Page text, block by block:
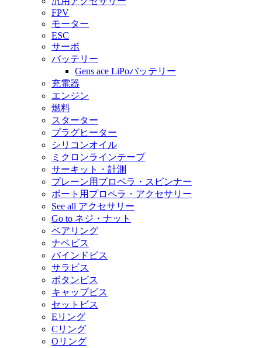
FPV
モーター
ESC
サーボ
バッテリー
Gens ace LiPoバッテリー
充電器
エンジン
燃料
スターター
プラグヒーター
シリコンオイル
ミクロンラインテープ
サーキット・計測
プレーン用プロペラ・スピンナー
ボート用プロペラ・アクセサリー
See all アクセサリー
Go to ネジ・ナット
ベアリング
ナベビス
バインドビス
サラビス
ボタンビス
キャップビス
セットビス
Eリング
Cリング
Oリング